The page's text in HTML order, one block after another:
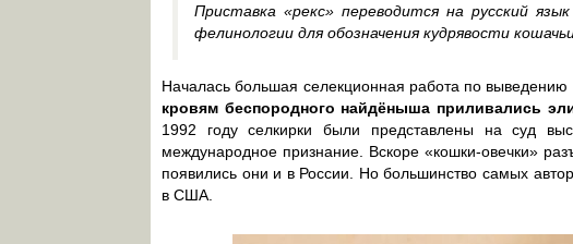
Приставка «рекс» переводится на русский
фелинологии для обозначения кудрявости
Началась большая селекционная работа по
кровям беспородного найдёныша приливались
1992 году селкирки были представлены на суд
международное признание. Вскоре «кошки-овечки»
появились они и в России. Но большинство самых
в США.